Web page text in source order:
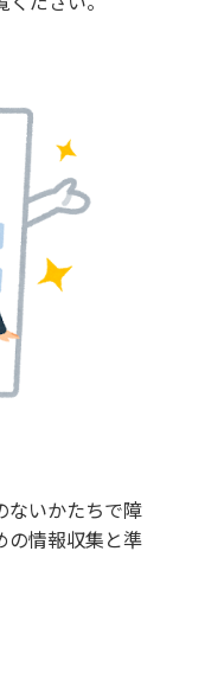
ないかたちで障
の情報収集と準